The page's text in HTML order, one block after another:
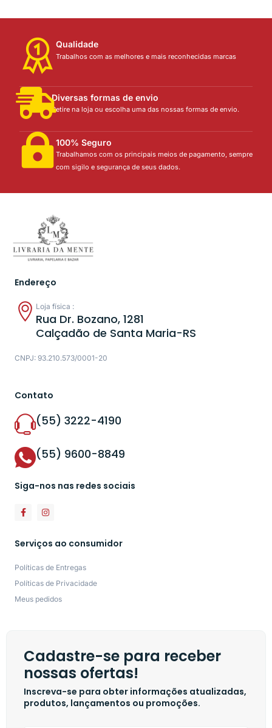
Qualidade
Trabalhos com as melhores e mais reconhecidas marcas
Diversas formas de envio
Retire na loja ou escolha uma das nossas formas de envio.
100% Seguro
Trabalhamos com os principais meios de pagamento, sempre
com sigilo e segurança de seus dados.
Endereço
Loja física :
Rua Dr. Bozano, 1281
Calçadão de Santa Maria-RS
CNPJ: 93.210.573/0001-20
Contato
(55) 3222-4190
(55) 9600-8849
Siga-nos nas redes sociais
Serviços ao consumidor
Políticas de Entregas
Políticas de Privacidade
Meus pedidos
Cadastre-se para receber
nossas ofertas!
Inscreva-se para obter informações atualizadas,
produtos, lançamentos ou promoções.